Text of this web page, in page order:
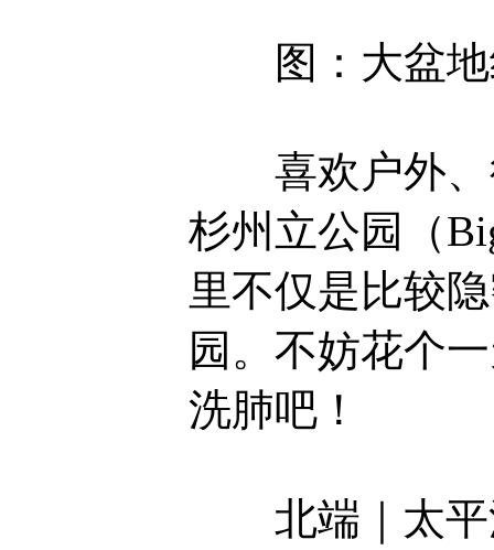
图：大盆地
喜欢户外、
杉州立公园（
里不仅是比较
园。不妨花个
洗肺吧！
北端｜太平